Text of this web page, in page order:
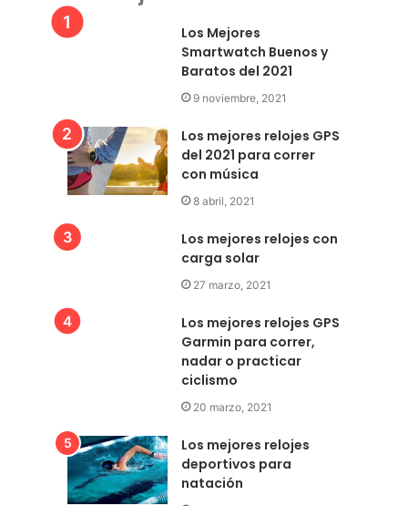
Los Mejores
Smartwatch Buenos y
Baratos del 2021
9 noviembre, 2021
Los mejores relojes GPS
del 2021 para correr
con música
8 abril, 2021
Los mejores relojes con
carga solar
27 marzo, 2021
Los mejores relojes GPS
Garmin para correr,
nadar o practicar
ciclismo
20 marzo, 2021
Los mejores relojes
deportivos para
natación